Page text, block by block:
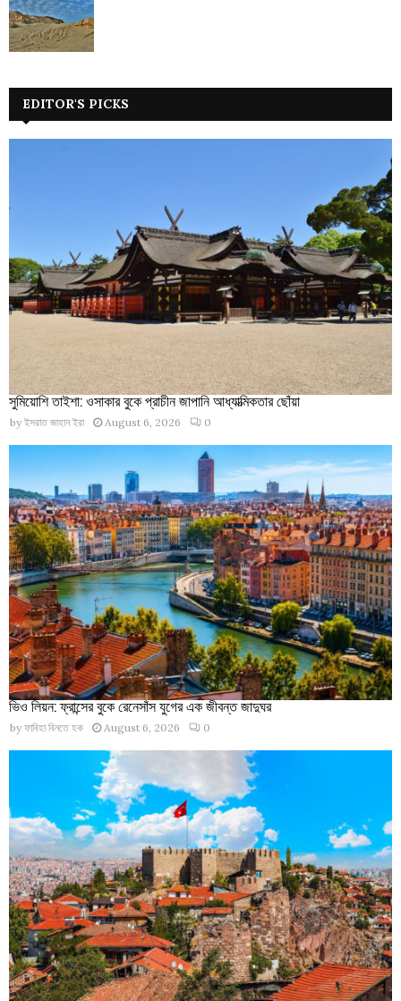
EDITOR'S PICKS
সুমিয়োশি তাইশা: ওসাকার বুকে প্রাচীন জাপানি আধ্যাত্মিকতার ছোঁয়া
by ইসরাত জাহান ইরা August 6, 2026 0
ভিও লিয়ন: ফ্রান্সের বুকে রেনেসাঁস যুগের এক জীবন্ত জাদুঘর
by ফাবিহা বিনতে হক August 6, 2026 0